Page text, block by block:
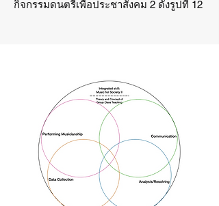
กิจกรรมดนตรีเพื่อประชาสังคม 2 ดังรูปที่ 12